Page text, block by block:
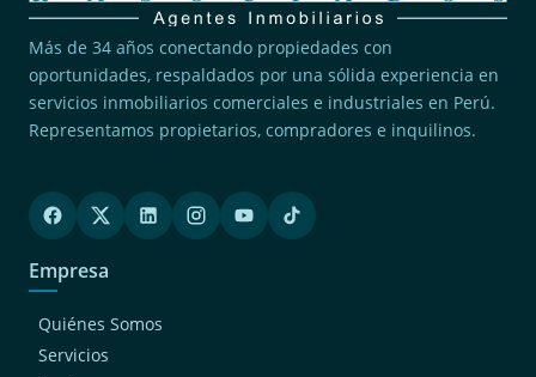
Más de 34 años conectando propiedades con
oportunidades, respaldados por una sólida experiencia en
servicios inmobiliarios comerciales e industriales en Perú.
Representamos propietarios, compradores e inquilinos.
Empresa
Quiénes Somos
Servicios